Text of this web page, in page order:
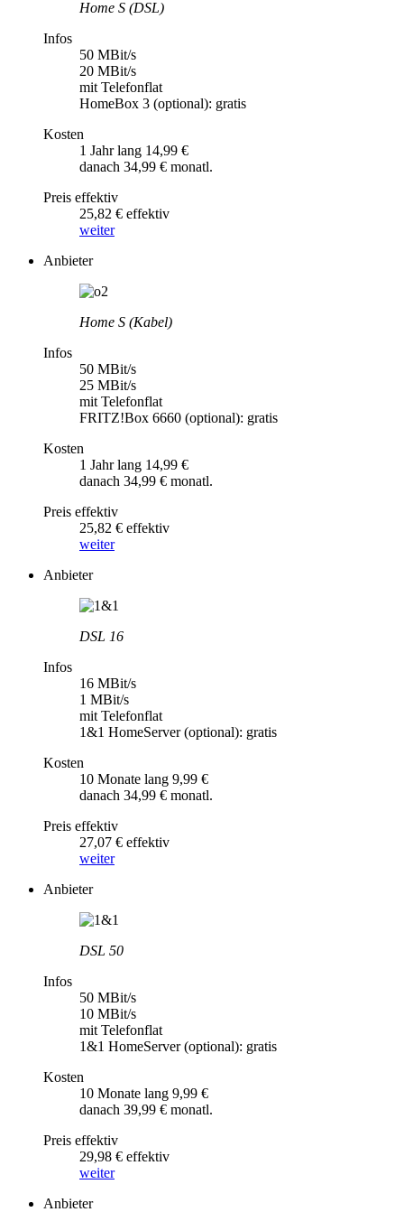
Home S (DSL)
Infos
50 MBit/s
20 MBit/s
mit Telefonflat
HomeBox 3 (optional): gratis
Kosten
1 Jahr lang 14,99 €
danach 34,99 € monatl.
Preis effektiv
25,82 € effektiv
weiter
Anbieter
Home S (Kabel)
Infos
50 MBit/s
25 MBit/s
mit Telefonflat
FRITZ!Box 6660 (optional): gratis
Kosten
1 Jahr lang 14,99 €
danach 34,99 € monatl.
Preis effektiv
25,82 € effektiv
weiter
Anbieter
DSL 16
Infos
16 MBit/s
1 MBit/s
mit Telefonflat
1&1 HomeServer (optional): gratis
Kosten
10 Monate lang 9,99 €
danach 34,99 € monatl.
Preis effektiv
27,07 € effektiv
weiter
Anbieter
DSL 50
Infos
50 MBit/s
10 MBit/s
mit Telefonflat
1&1 HomeServer (optional): gratis
Kosten
10 Monate lang 9,99 €
danach 39,99 € monatl.
Preis effektiv
29,98 € effektiv
weiter
Anbieter